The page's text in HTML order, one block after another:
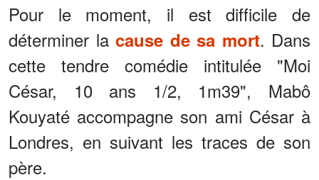
Pour le moment, il est difficile de
déterminer la cause de sa mort. Dans
cette tendre comédie intitulée "Moi
César, 10 ans 1/2, 1m39", Mabô
Kouyaté accompagne son ami César à
Londres, en suivant les traces de son
père.